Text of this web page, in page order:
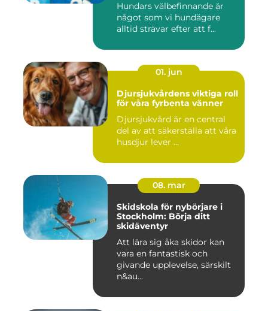
Hundars välbefinnande är
något som vi hundägare
alltid strävar efter att f...
01. jun
Djursjukvårdens viktiga roll
för våra fyrbenta vänner
Djursjukvård är en central
del av att säkerställa att våra
husdjur lever ...
08. mar
Skidskola för nybörjare i
Stockholm: Börja ditt
skidäventyr
Att lära sig åka skidor kan
vara en fantastisk och
givande upplevelse, särskilt
n&au...